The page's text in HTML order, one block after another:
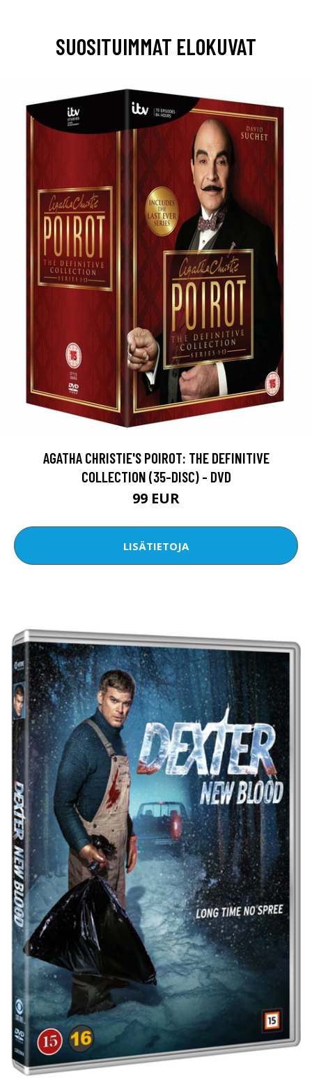
SUOSITUIMMAT ELOKUVAT
AGATHA CHRISTIE'S POIROT: THE DEFINITIVE
COLLECTION (35-DISC) - DVD
99 EUR
LISÄTIETOJA